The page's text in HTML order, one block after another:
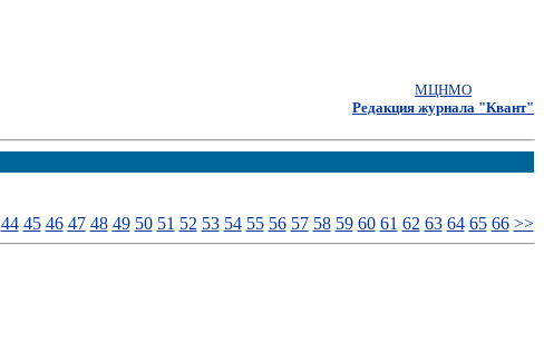
МЦНМО
Редакция журнала "Квант"
44 45 46 47 48 49 50 51 52 53 54 55 56 57 58 59 60 61 62 63 64 65 66 >>